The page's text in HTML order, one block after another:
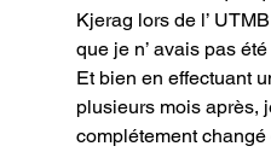
Kjerag lors de l’
que je n’ avais pas
Et bien en effectuant
plusieurs mois après,
complétement changé